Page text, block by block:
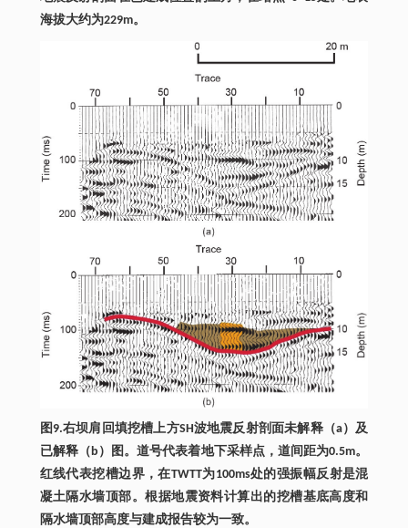
海拔大约为229m。
图9.右坝肩回填挖槽上方SH波地震反射剖面未解释（a）及
已解释（b）图。道号代表着地下采样点，道间距为0.5m。
红线代表挖槽边界，在TWTT为100ms处的强振幅反射是混
凝土隔水墙顶部。根据地震资料计算出的挖槽基底高度和
隔水墙顶部高度与建成报告较为一致。